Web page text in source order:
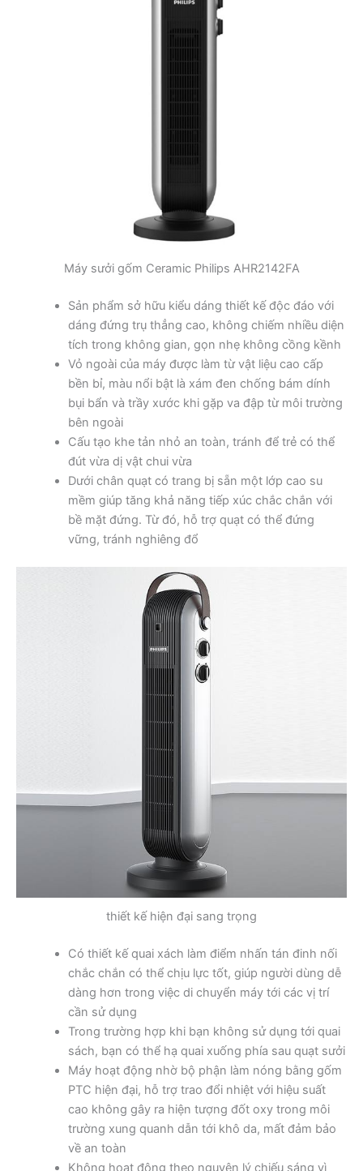
Máy sưởi gốm Ceramic Philips AHR2142FA
Sản phẩm sở hữu kiểu dáng thiết kế độc đáo với
dáng đứng trụ thẳng cao, không chiếm nhiều diện
tích trong không gian, gọn nhẹ không cồng kềnh
Vỏ ngoài của máy được làm từ vật liệu cao cấp
bền bỉ, màu nổi bật là xám đen chống bám dính
bụi bẩn và trầy xước khi gặp va đập từ môi trường
bên ngoài
Cấu tạo khe tản nhỏ an toàn, tránh để trẻ có thể
đút vừa dị vật chui vừa
Dưới chân quạt có trang bị sẵn một lớp cao su
mềm giúp tăng khả năng tiếp xúc chắc chắn với
bề mặt đứng. Từ đó, hỗ trợ quạt có thể đứng
vững, tránh nghiêng đổ
thiết kế hiện đại sang trọng
Có thiết kế quai xách làm điểm nhấn tán đinh nối
chắc chắn có thể chịu lực tốt, giúp người dùng dễ
dàng hơn trong việc di chuyển máy tới các vị trí
cần sử dụng
Trong trường hợp khi bạn không sử dụng tới quai
sách, bạn có thể hạ quai xuống phía sau quạt sưởi
Máy hoạt động nhờ bộ phận làm nóng bằng gốm
PTC hiện đại, hỗ trợ trao đổi nhiệt với hiệu suất
cao không gây ra hiện tượng đốt oxy trong môi
trường xung quanh dẫn tới khô da, mất đảm bảo
về an toàn
Không hoạt động theo nguyên lý chiếu sáng vì